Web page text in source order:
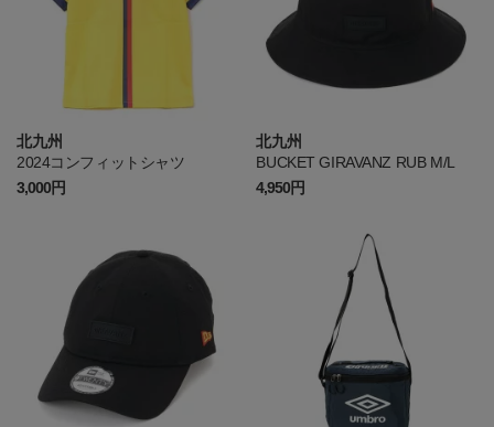
北九州
2024コンフィットシャツ
3,000円
北九州
BUCKET GIRAVANZ RUB M/L
4,950円